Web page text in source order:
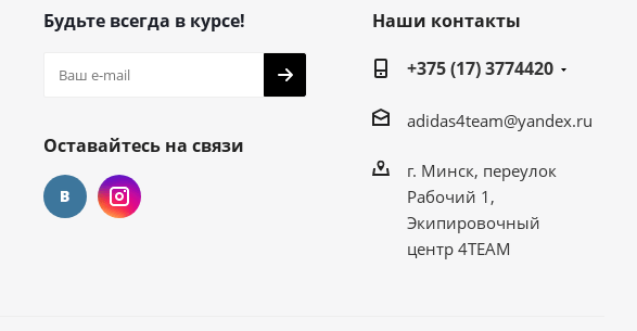
Будьте всегда в курсе!
Оставайтесь на связи
Наши контакты
+375 (17) 3774420
adidas4team@yandex.ru
г. Минск, переулок
Рабочий 1,
Экипировочный
центр 4TEAM